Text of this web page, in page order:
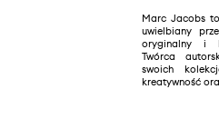
Marc Jacobs
uwielbiany
oryginalny i
Twórca
swoich
kreatywność